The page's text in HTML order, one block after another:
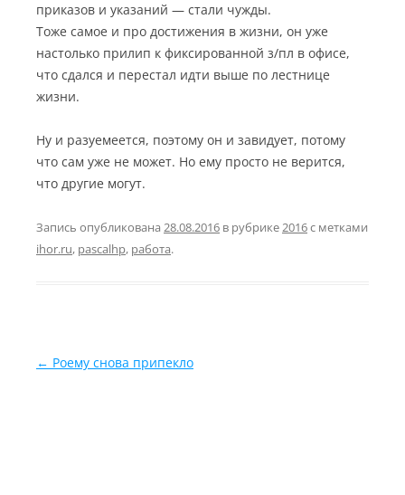
приказов и указаний — стали чужды.
Тоже самое и про достижения в жизни, он уже
настолько прилип к фиксированной з/пл в офисе,
что сдался и перестал идти выше по лестнице
жизни.
Ну и разуемеется, поэтому он и завидует, потому
что сам уже не может. Но ему просто не верится,
что другие могут.
Запись опубликована 28.08.2016 в рубрике2016с метками
ihor.ru, pascalhp, работа.
Навигация по записям
← Роему снова припекло